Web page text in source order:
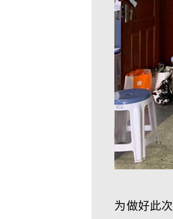
为做好此